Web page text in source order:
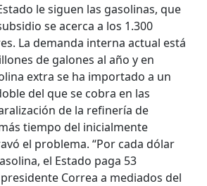
le siguen las gasolinas, que
se acerca a los 1.300
La demanda interna actual está
de galones al año y en
extra se ha importado a un
del que se cobra en las
de la refinería de
tiempo del inicialmente
el problema. “Por cada dólar
el Estado paga 53
Correa a mediados del